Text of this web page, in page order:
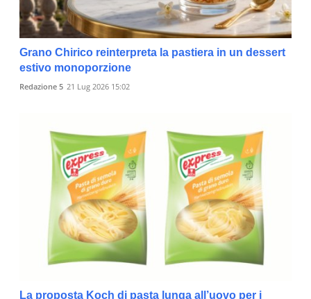
Grano Chirico reinterpreta la pastiera in un dessert
estivo monoporzione
Redazione 5 21 Lug 2026 15:02
La proposta Koch di pasta lunga all’uovo per i